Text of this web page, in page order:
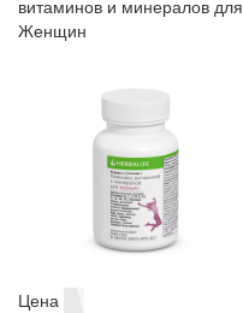
витаминов и минералов для
Женщин
Цена